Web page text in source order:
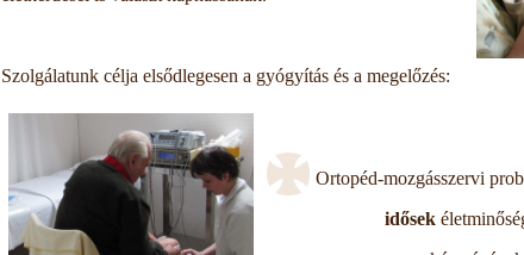
Szolgálatunk célja elsődlegesen a gyógyítás és a megelőzés:
Ortopéd-mozgásszervi
idősek